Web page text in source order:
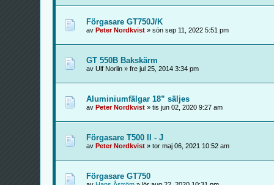
Förgasare GT750J/K
av Peter Nordkvist » sön sep 11, 2022 5:51 pm
GT 550B Bakskärm
av Ulf Norlin » fre jul 25, 2014 3:34 pm
Aluminiumfälgar 18” säljes
av Peter Nordkvist » tis jun 02, 2020 9:27 am
Förgasare T500 II - J
av Peter Nordkvist » tor maj 06, 2021 10:52 am
Förgasare GT750